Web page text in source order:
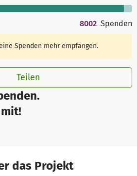
8002 Spenden
Spenden mehr empfangen.
Teilen
das Projekt